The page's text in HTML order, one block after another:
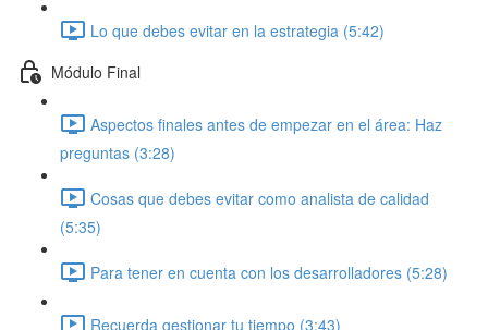
Lo que debes evitar en la estrategia (5:42)
Módulo Final
Aspectos finales antes de empezar en el área: Haz
preguntas (3:28)
Cosas que debes evitar como analista de calidad
(5:35)
Para tener en cuenta con los desarrolladores (5:28)
Recuerda gestionar tu tiempo (3:43)